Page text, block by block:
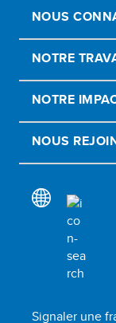
NOUS
NOTRE
NOTRE
NOUS
Signaler une